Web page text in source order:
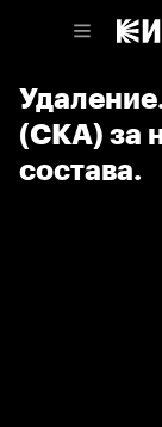
(СКА) за
состава.